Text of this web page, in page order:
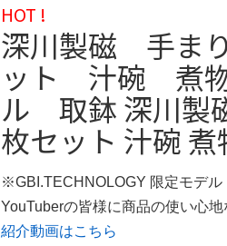
HOT !
深川製磁 手ま
ット 汁碗 煮
ル 取鉢 深川製
枚セット 汁碗
※GBI.TECHNOLOGY 限定モデル
YouTuberの皆様に商品の使い心
紹介動画はこちら